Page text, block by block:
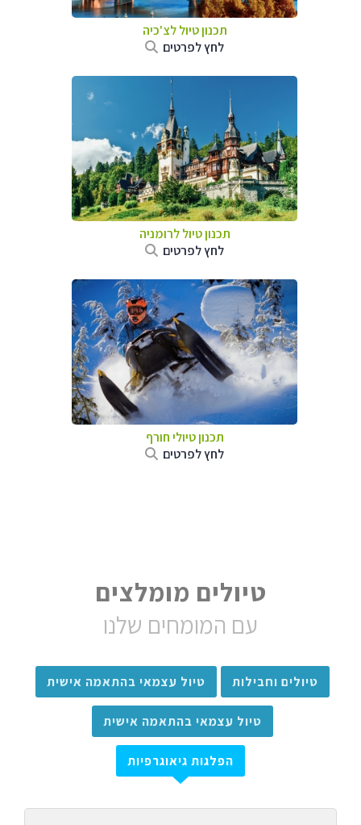
תכנון טיול לצ'כיה
לחץ לפרטים
תכנון טיול לרומניה
לחץ לפרטים
תכנון טיולי חורף
לחץ לפרטים
טיולים מומלצים
עם המומחים שלנו
טיולים וחבילות טיול עצמאי בהתאמה אישית
טיול עצמאי בהתאמה אישית
הפלגות גיאוגרפיות